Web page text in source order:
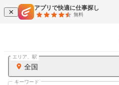
アプリで快適に仕事探し
無料
全国
エリア、駅
キーワード